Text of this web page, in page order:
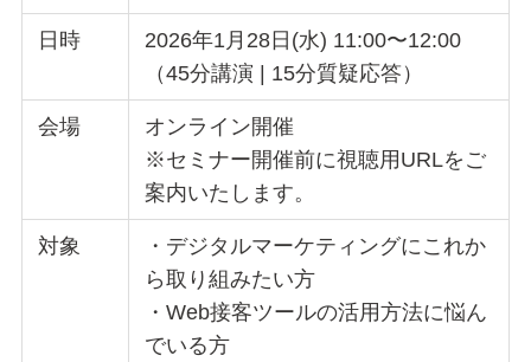
日時
2026年1月28日(水) 11:00〜12:00
（45分講演 | 15分質疑応答）
会場
オンライン開催
※セミナー開催前に視聴用URLをご
案内いたします。
対象
・デジタルマーケティングにこれか
ら取り組みたい方
・Web接客ツールの活用方法に悩ん
でいる方